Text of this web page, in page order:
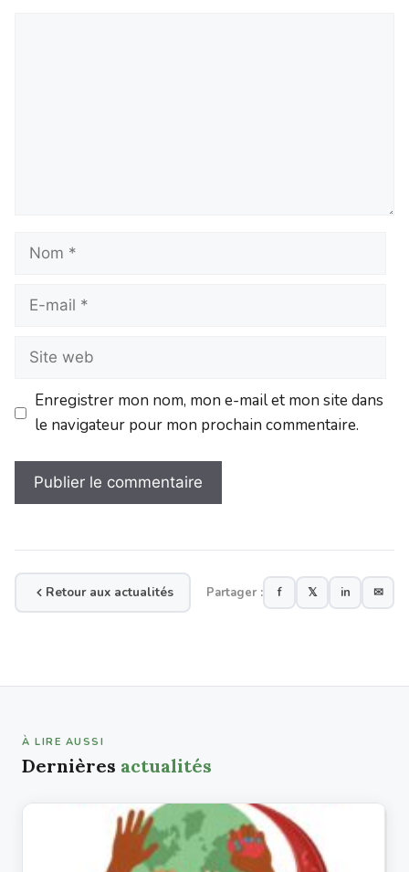
Enregistrer mon nom, mon e-mail et mon site dans
le navigateur pour mon prochain commentaire.
Retour aux actualités Partager : f 𝕏 in ✉
À LIRE AUSSI
Dernières actualités